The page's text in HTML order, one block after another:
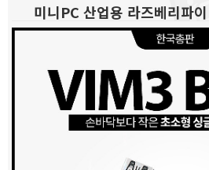
미니PC 산업용 라즈베리파